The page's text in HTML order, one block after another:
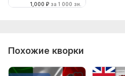
1,000 ₽ за 1 000 зн.
Похожие кворки